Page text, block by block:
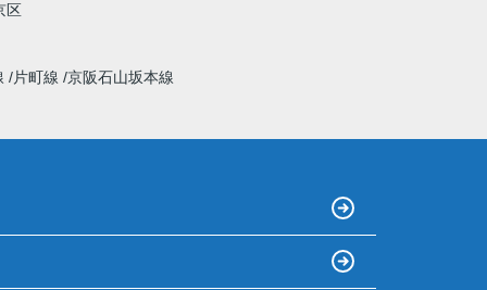
区
片町線 京阪石山坂本線